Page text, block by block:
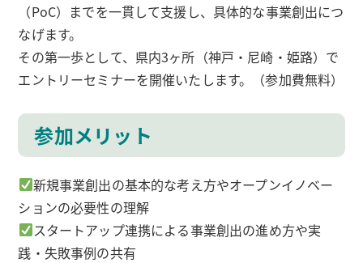
（PoC）までを一貫して支援し、具体的な事業創出につ
なげます。
その第一歩として、県内3ヶ所（神戸・尼崎・姫路）で
エントリーセミナーを開催いたします。（参加費無料）
参加メリット
新規事業創出の基本的な考え方やオープンイノベー
ションの必要性の理解
スタートアップ連携による事業創出の進め方や実
践・失敗事例の共有